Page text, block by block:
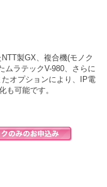
製GX、複合機(モノク
ムラテックV-980、さらに
オプションにより、IP電
も可能です。